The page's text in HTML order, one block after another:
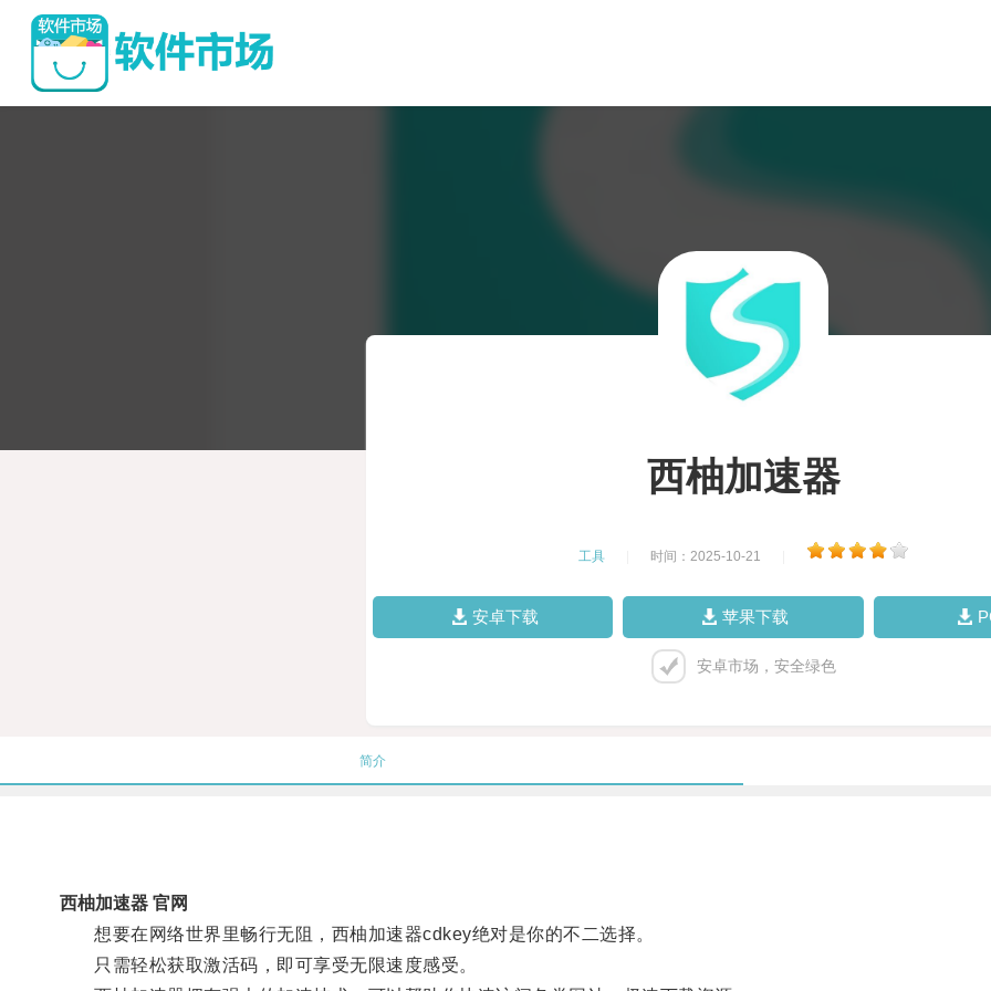
西柚加速器
工具 时间：2025-10-21
安卓下载 苹果下载
安卓市场，安全绿色
简介
西柚加速器 官网
想要在网络世界里畅行无阻，西柚加速器cdkey绝对是你的不二选择。
只需轻松获取激活码，即可享受无限速度感受。